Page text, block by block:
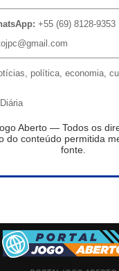
+55 (69) 8128-9353
política, economia,
Diária
Aberto — Todos os
do conteúdo permitida
fonte.